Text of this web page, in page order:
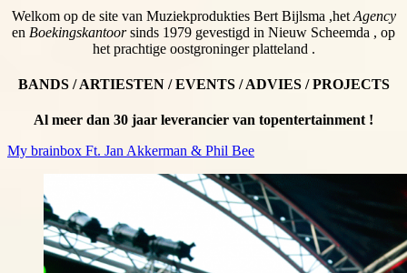
Welkom op de site van Muziekprodukties Bert Bijlsma ,het Agency
en Boekingskantoorsinds 1979 gevestigd in Nieuw Scheemda , op
het prachtige oostgroninger platteland .
BANDS / ARTIESTEN / EVENTS / ADVIES / PROJECTS
Al meer dan 30 jaar leverancier van topentertainment !
My brainbox Ft. Jan Akkerman & Phil Bee